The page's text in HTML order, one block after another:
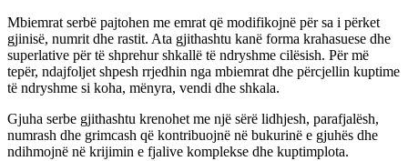
Mbiemrat serbë pajtohen me emrat që modifikojnë për sa i përket
gjinisë, numrit dhe rastit. Ata gjithashtu kanë forma krahasuese dhe
superlative për të shprehur shkallë të ndryshme cilësish. Për më
tepër, ndajfoljet shpesh rrjedhin nga mbiemrat dhe përcjellin kuptime
të ndryshme si koha, mënyra, vendi dhe shkala.
Gjuha serbe gjithashtu krenohet me një sërë lidhjesh, parafjalësh,
numrash dhe grimcash që kontribuojnë në bukurinë e gjuhës dhe
ndihmojnë në krijimin e fjalive komplekse dhe kuptimplota.